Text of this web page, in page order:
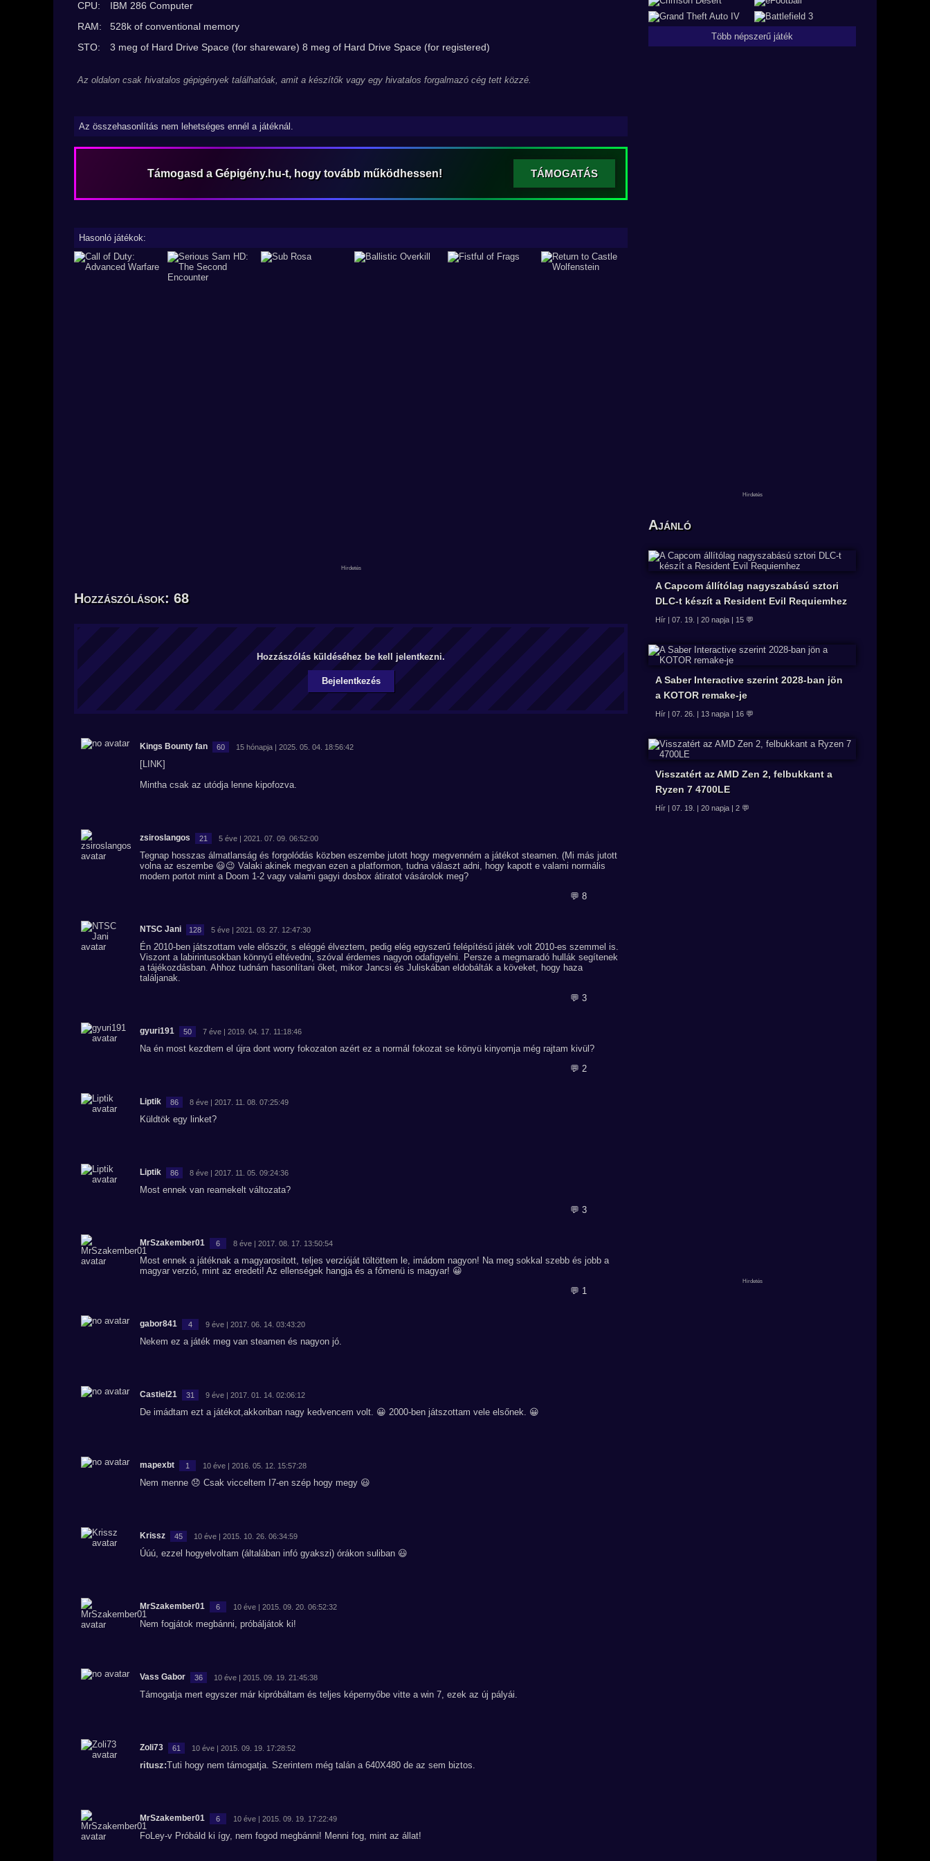
CPU:
IBM 286 Computer
RAM:
528k of conventional memory
STO:
3 meg of Hard Drive Space (for shareware) 8 meg of Hard Drive Space (for registered)
Az oldalon csak hivatalos gépigények találhatóak, amit a készítők vagy egy hivatalos forgalmazó cég tett közzé.
Az összehasonlítás nem lehetséges ennél a játéknál.
Támogasd a Gépigény.hu-t, hogy tovább működhessen! TÁMOGATÁS
Hasonló játékok:
Hozzászólások: 68
Hozzászólás küldéséhez be kell jelentkezni.
Bejelentkezés
Kings Bounty fan 60 15 hónapja | 2025. 05. 04. 18:56:42
[LINK]
Mintha csak az utódja lenne kipofozva.
zsiroslangos 21 5 éve | 2021. 07. 09. 06:52:00
Tegnap hosszas álmatlanság és forgolódás közben eszembe jutott hogy megvenném a játékot steamen. (Mi más jutott
volna az eszembe 😃😉 Valaki akinek megvan ezen a platformon, tudna választ adni, hogy kapott e valami normális
modern portot mint a Doom 1-2 vagy valami gagyi dosbox átiratot vásárolok meg?
💬 8
NTSC Jani 128 5 éve | 2021. 03. 27. 12:47:30
Én 2010-ben játszottam vele először, s eléggé élveztem, pedig elég egyszerű felépítésű játék volt 2010-es szemmel is.
Viszont a labirintusokban könnyű eltévedni, szóval érdemes nagyon odafigyelni. Persze a megmaradó hullák segítenek
a tájékozdásban. Ahhoz tudnám hasonlítani őket, mikor Jancsi és Juliskában eldobálták a köveket, hogy haza
találjanak.
💬 3
gyuri191 50 7 éve | 2019. 04. 17. 11:18:46
Na én most kezdtem el újra dont worry fokozaton azért ez a normál fokozat se könyü kinyomja még rajtam kivül?
💬 2
Liptik 86 8 éve | 2017. 11. 08. 07:25:49
Küldtök egy linket?
Liptik 86 8 éve | 2017. 11. 05. 09:24:36
Most ennek van reamekelt változata?
💬 3
MrSzakember01 6 8 éve | 2017. 08. 17. 13:50:54
Most ennek a játéknak a magyarositott, teljes verzióját töltöttem le, imádom nagyon! Na meg sokkal szebb és jobb a
magyar verzió, mint az eredeti! Az ellenségek hangja és a főmenü is magyar! 😀
💬 1
gabor841 4 9 éve | 2017. 06. 14. 03:43:20
Nekem ez a játék meg van steamen és nagyon jó.
Castiel21 31 9 éve | 2017. 01. 14. 02:06:12
De imádtam ezt a játékot,akkoriban nagy kedvencem volt. 😀 2000-ben játszottam vele elsőnek. 😀
mapexbt 1 10 éve | 2016. 05. 12. 15:57:28
Nem menne 😞 Csak vicceltem I7-en szép hogy megy 😃
Krissz 45 10 éve | 2015. 10. 26. 06:34:59
Úúú, ezzel hogyelvoltam (általában infó gyakszi) órákon suliban 😃
MrSzakember01 6 10 éve | 2015. 09. 20. 06:52:32
Nem fogjátok megbánni, próbáljátok ki!
Vass Gabor 36 10 éve | 2015. 09. 19. 21:45:38
Támogatja mert egyszer már kipróbáltam és teljes képernyőbe vitte a win 7, ezek az új pályái.
Zoli73 61 10 éve | 2015. 09. 19. 17:28:52
ritusz:Tuti hogy nem támogatja. Szerintem még talán a 640X480 de az sem biztos.
MrSzakember01 6 10 éve | 2015. 09. 19. 17:22:49
FoLey-v Próbáld ki így, nem fogod megbánni! Menni fog, mint az állat!
Több népszerű játék
Ajánló
A Capcom állítólag nagyszabású sztori
DLC-t készít a Resident Evil Requiemhez
Hír | 07. 19. | 20 napja | 15 💬
A Saber Interactive szerint 2028-ban jön
a KOTOR remake-je
Hír | 07. 26. | 13 napja | 16 💬
Visszatért az AMD Zen 2, felbukkant a
Ryzen 7 4700LE
Hír | 07. 19. | 20 napja | 2 💬